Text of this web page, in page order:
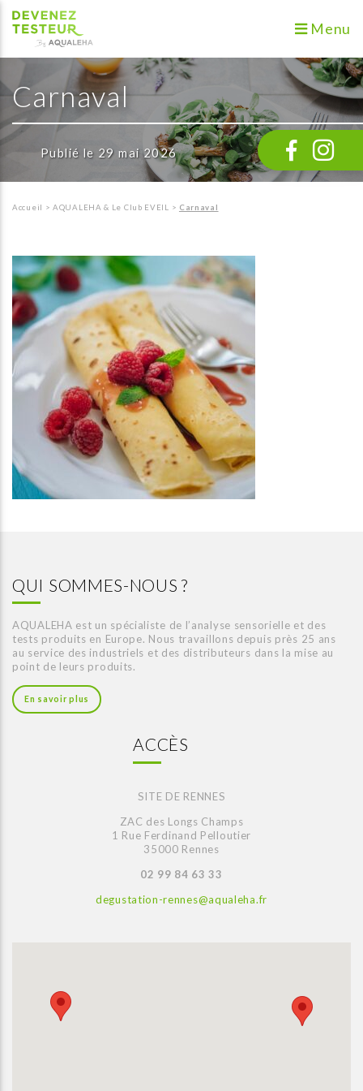
Menu
Carnaval
Publié le 29 mai 2026
Accueil >AQUALEHA & Le Club EVEIL > Carnaval
QUI SOMMES-NOUS ?
AQUALEHA est un spécialiste de l’analyse sensorielle et des
tests produits en Europe. Nous travaillons depuis près 25 ans
au service des industriels et des distributeurs dans la mise au
point de leurs produits.
En savoir plus
ACCÈS
SITE DE RENNES
ZAC des Longs Champs
1 Rue Ferdinand Pelloutier
35000 Rennes
02 99 84 63 33
degustation-rennes@aqualeha.fr